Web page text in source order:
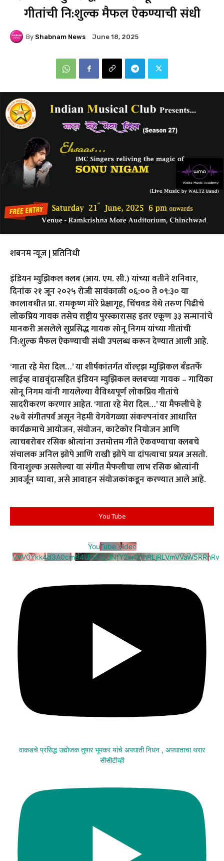
गीतांची नि:शुल्क मैफल ऐकण्याची संधी
By Shabnam News June 18, 2025
शबनम न्यूज | प्रतिनिधी
इंडियन म्युझिकल क्लब (आय. एम. सी.) यांच्या वतीने शनिवार,
दिनांक २१ जून २०२५ रोजी सायंकाळी ०६:०० ते ०९:३० या
कालावधीत प्रा. रामकृष्ण मोरे प्रेक्षागृह, चिंचवड येथे तरुण पिढीचे
लोकप्रिय गायक तसेच राष्ट्रीय पुरस्कारासह इतर एकूण ३३ सन्मानांचे
मानकरी असलेले सुप्रसिद्ध गायक सोनू निगम यांच्या गीतांची
नि:शुल्क मैफल ऐकण्याची संधी उपलब्ध करून देण्यात आली आहे.
‘गाता रहे मेरा दिल…’ या शीर्षकांतर्गत वॉल्ट्झ म्युझिकल बँडतर्फे
लाईव्ह वाद्यवृंदासहित इंडियन म्युझिकल क्लबच्या गायक – गायिका
सोनू निगम यांनी गायलेल्या वैविध्यपूर्ण लोकप्रिय गीतांचे
सादरीकरण करणार आहेत. ‘गाता रहे मेरा दिल…’ या मैफलीचे हे
२७वे संगीतपर्व असून नेहमी वेगवेगळ्या संकल्पनांवर आधारित
कार्यक्रमाचे आयोजन, संयोजन, काटेकोर नियोजन आणि
त्याचबरोबर रसिक श्रोत्यांना उत्तमोत्तम गीते ऐकवण्याचा क्लबचे
संचालक अनिल झोपे आणि राखी झोपे या दांपत्याचा प्रयत्न असतो.
विनाशुल्क असलेल्या या संगीत मैफलीचा लाभ रसिक श्रोत्यांनी
आवर्जून घ्यावा, असे आवाहन संयोजकांकडून करण्यात आले आहे.
You Tube
YouTube Video
VVV0Ykk4d3A0cm94U1VaQUNfY2xrQ1hRLjRLVmVVaW5RRnRv
वाकडचे प्रसिद्ध उद्योजक तुषार भूमकर यांचे अपघाती निधन , अपघाताचा थरार
सीसीटीव्ही